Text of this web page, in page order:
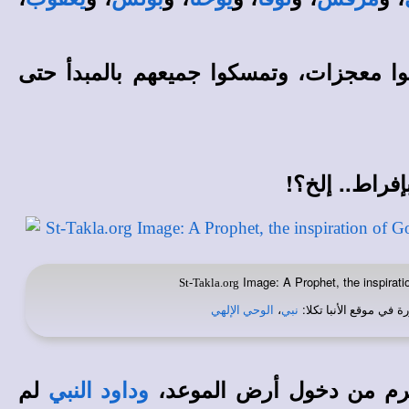
معجزات، وتمسكوا جميعهم بالمبدأ حتى
إلخ؟!
St-Takla.org Image: A Prophet, the
في موقع الأنبا تكلا: نبي، الوحي الإلهي
من دخول أرض الموعد، وداود النبي لم